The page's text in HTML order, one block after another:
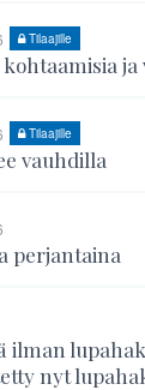
Tilaajille
ja
Tilaajille
vauhdilla
perjantaina
ilman
nyt